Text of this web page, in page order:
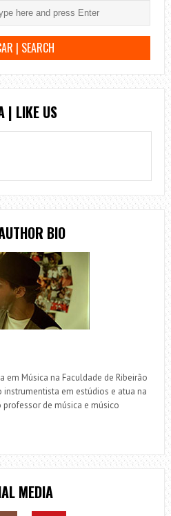
| LIKE US
BIO
em Música na Faculdade de Ribeirão
em estúdios e atua na
de música e músico
MEDIA